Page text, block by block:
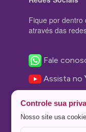
Fique por dentro
através das
Fale
Assista no
Nos siga
Controle sua
Nosso site usa